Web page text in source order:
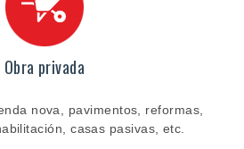
Obra privada
nova, pavimentos, reformas,
casas pasivas, etc.